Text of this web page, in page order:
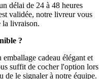
délai de 24 à 48 heures
validée, notre livreur vous
la livraison.
?
cadeau élégant et
suffit de cocher l'option lors
de le signaler à notre équipe.